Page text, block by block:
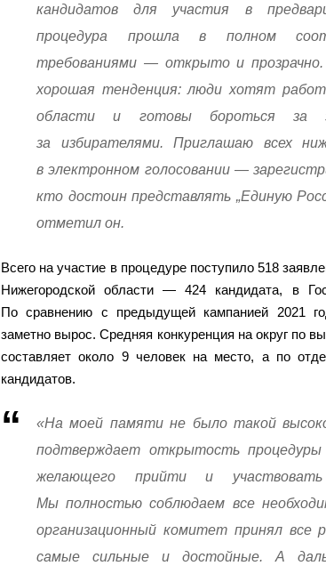
кандидатов для участия в
процедура прошла в полном
требованиями — открыто и
хорошая тенденция: люди хотят
области и готовы бороться за
за избирателями. Приглашаю всех
в электронном голосовании —
кто достоин представлять „Единую
отметил он.
Всего на участие в процедуре поступило 518
Нижегородской области — 424 кандидата, в
По сравнению с предыдущей кампанией 2021
заметно вырос. Средняя конкуренция на округ по
составляет около 9 человек на место, а по
кандидатов.
«На моей памяти не было такой
подтверждает открытость
желающего прийти и
Мы полностью соблюдаем все
организационный комитет принял все
самые сильные и достойные. А